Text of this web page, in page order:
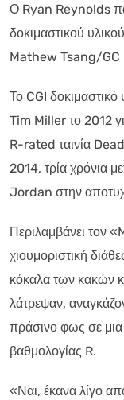
Ο Ryan Reynolds
δοκιμαστικού
Mathew Tsang/GC
Το CGI
Tim Miller το 2012
R-rated ταινία
2014, τρία χρόνια
Jordan στην
Περιλαμβάνει τον
χιουμοριστική
κόκαλα των κακών
λάτρεψαν,
πράσινο φως σε μια
βαθμολογίας R.
«Ναι, έκανα λίγο